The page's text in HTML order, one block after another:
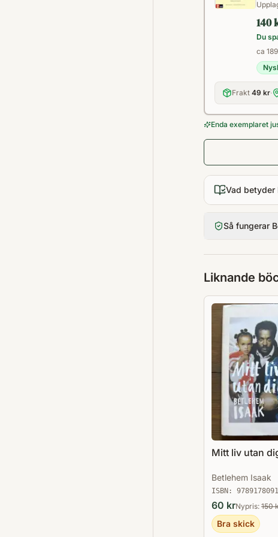
140
Du
ca
Frakt 49 kr·
Enda exemplaret
Vad betyder
Så fungerar
Liknande
Mitt liv utan
Betlehem Isaak
ISBN:
60 krNypris: 150
Bra skick